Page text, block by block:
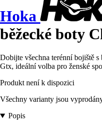
Hoka
běžecké boty
Dobijte všechna terénní bojiště
Gtx, ideální volba pro ženské
Produkt není k dispozici
Všechny varianty jsou
Popis